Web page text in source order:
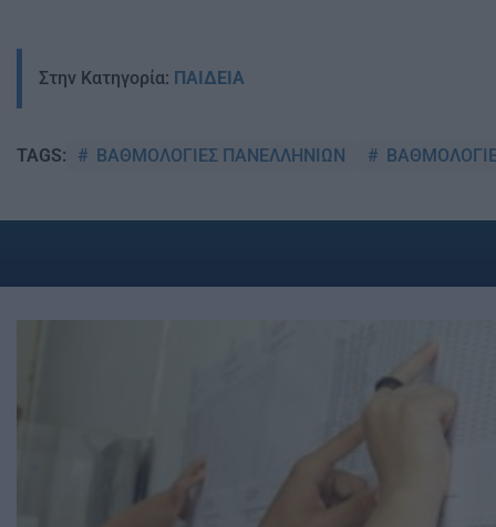
Στην Κατηγορία: ΠΑΙΔΕΙΑ
TAGS: ΒΑΘΜΟΛΟΓΙΕΣ ΠΑΝΕΛΛΗΝΙΩΝ